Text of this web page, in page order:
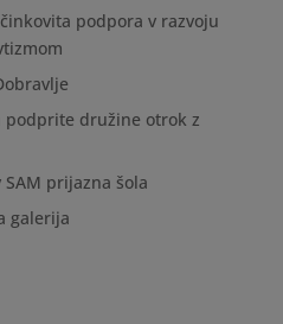
podpora v razvoju
podprite družine otrok z
prijazna šola
galerija